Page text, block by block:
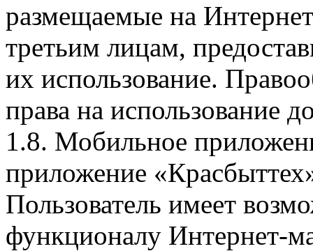
размещаемые на
третьим лицам,
их использование.
права на использование
1.8. Мобильное
приложение
Пользователь имеет
функционалу Интернет-